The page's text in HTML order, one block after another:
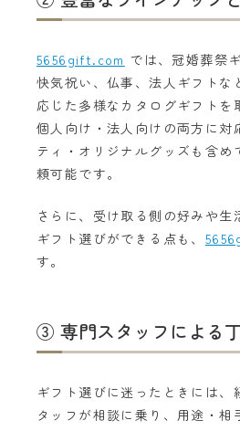
5656gift.com では、冠婚葬祭
快気祝い、仏事、法人ギフトな
応じた多様なカタログギフトを
個人向け・法人向けの両方に対
ティ・オリジナルグッズも含め
頼可能です。
さらに、受け取る側の好みや生
ギフト選びができる点も、
す。
③ 専門スタッフによる
ギフト選びに迷ったときには、
タッフが相談に乗り、用途・相